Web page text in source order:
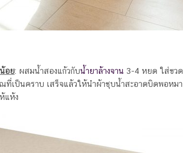
อย: ผสมน้ำสองแก้วกับน้ำยาล้างจาน 3-4 หยด ใส่ขว
ที่เป็นคราบ เสร็จแล้วให้นำผ้าชุบน้ำสะอาดบิดพอหม
แห้ง